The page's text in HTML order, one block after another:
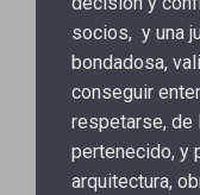
socios, y una
bondadosa,
conseguir
respetarse, de
pertenecido, y
arquitectura,